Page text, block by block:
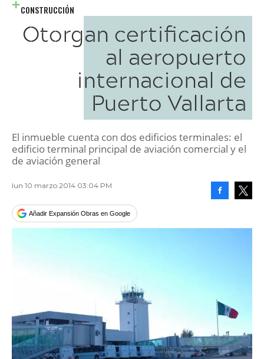
CONSTRUCCIÓN
Otorgan certificación
al aeropuerto
internacional de
Puerto Vallarta
El inmueble cuenta con dos edificios terminales: el
edificio terminal principal de aviación comercial y el
de aviación general
lun 10 marzo 2014 03:04 PM
Añadir Expansión Obras en Google